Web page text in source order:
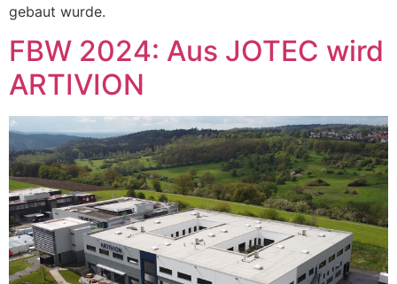
gebaut wurde.
FBW 2024: Aus JOTEC wird
ARTIVION